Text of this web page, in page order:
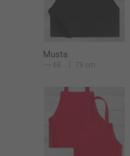
Musta
68 79 cm